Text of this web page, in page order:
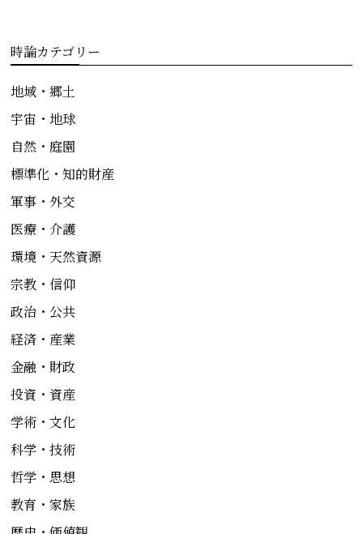
時論カテゴリー
地域・郷土
宇宙・地球
自然・庭園
標準化・知的財産
軍事・外交
医療・介護
環境・天然資源
宗教・信仰
政治・公共
経済・産業
金融・財政
投資・資産
学術・文化
科学・技術
哲学・思想
教育・家族